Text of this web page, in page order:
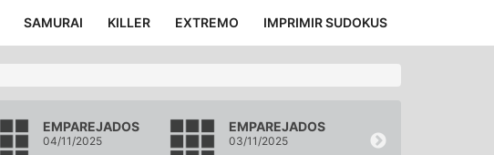
SAMURAI KILLER EXTREMO IMPRIMIR SUDOKUS
EMPAREJADOS
04/11/2025
EMPAREJADOS
03/11/2025